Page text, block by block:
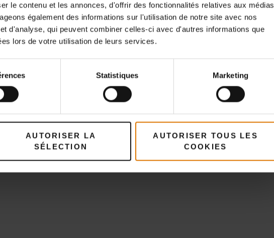
le contenu et les annonces, d'offrir des fonctionnalités relatives aux médias
également des informations sur l'utilisation de notre site avec nos
d'analyse, qui peuvent combiner celles-ci avec d'autres informations que
lors de votre utilisation de leurs services.
Statistiques Marketing
AUTORISER LA
SÉLECTION
AUTORISER TOUS LES
COOKIES
Préparons-nous
recommandés